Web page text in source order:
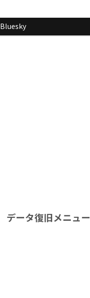
Bluesky
データ復旧メニュー